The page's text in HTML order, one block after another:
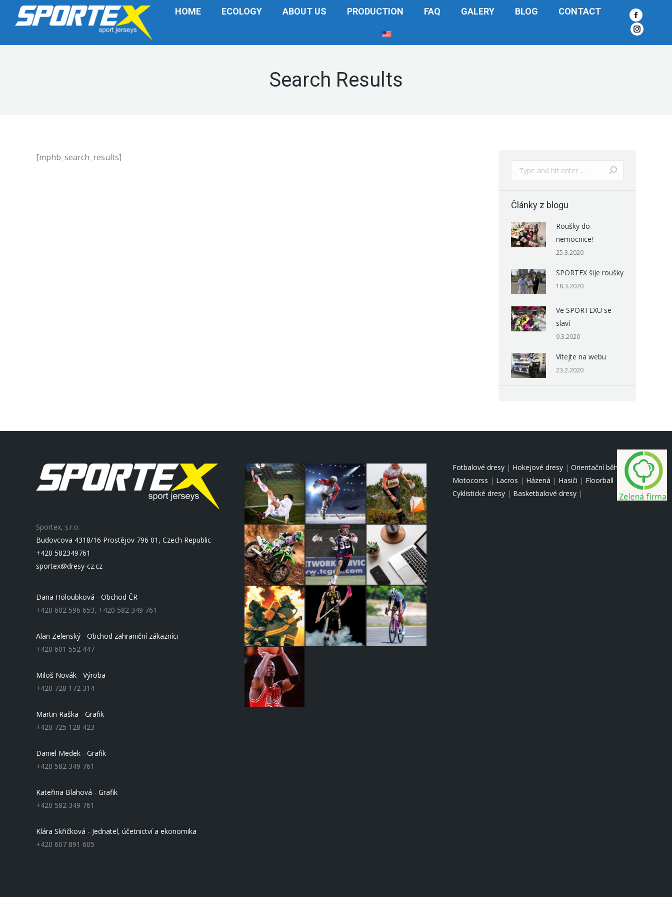
HOME ECOLOGY ABOUT US PRODUCTION FAQ GALERY BLOG CONTACT
Facebook
Search Results
[mphb_search_results]
Search:
Články z blogu
Roušky do
nemocnice!
25.3.2020
SPORTEX šije roušky
18.3.2020
Ve SPORTEXU se
slaví
9.3.2020
Vítejte na webu
23.2.2020
Sportex, s.r.o.
Budovcova 4318/16 Prostějov 796 01, Czech Republic
+420 582349761
sportex@dresy-cz.cz
Dana Holoubková - Obchod ČR
+420 602 596 653, +420 582 349 761
Alan Zelenský - Obchod zahraniční zákazníci
+420 601 552 447
Miloš Novák - Výroba
+420 728 172 314
Martin Raška - Grafik
+420 725 128 423
Daniel Medek - Grafik
+420 582 349 761
Kateřina Blahová - Grafik
+420 582 349 761
Klára Skřičková - Jednatel, účetnictví a ekonomika
+420 607 891 605
Fotbalové dresy | Hokejové dresy |Orientační běh
Motocorss | Lacros | Házená | Hasiči | Floorball
Cyklistické dresy | Basketbalové dresy |